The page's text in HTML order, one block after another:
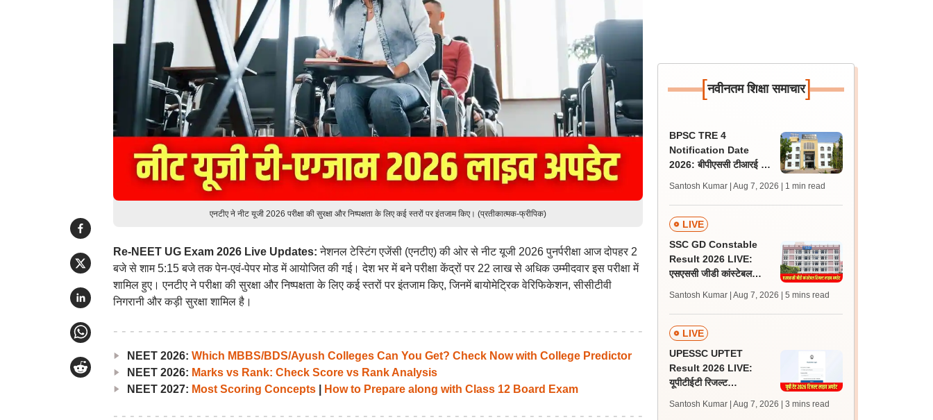
एनटीए ने नीट यूजी 2026 परीक्षा की सुरक्षा और निष्पक्षता के लिए कई स्तरों पर इंतजाम किए। (प्रतीकात्मक-फ्रीपिक)
Re-NEET UG Exam 2026 Live Updates:नेशनल टेस्टिंग एजेंसी (एनटीए) की ओर से नीट यूजी 2026 पुनर्परीक्षा आज दोपहर 2
बजे से शाम 5:15 बजे तक पेन-एवं-पेपर मोड में आयोजित की गई। देश भर में बने परीक्षा केंद्रों पर 22 लाख से अधिक उम्मीदवार इस परीक्षा में
शामिल हुए। एनटीए ने परीक्षा की सुरक्षा और निष्पक्षता के लिए कई स्तरों पर इंतजाम किए, जिनमें बायोमेट्रिक वेरिफिकेशन, सीसीटीवी
निगरानी और कड़ी सुरक्षा शामिल है।
NEET 2026: Which MBBS/BDS/Ayush Colleges Can You Get? Check Now with College Predictor
NEET 2026: Marks vs Rank: Check Score vs Rank Analysis
NEET 2027: Most Scoring Concepts| How to Prepare along with Class 12 Board Exam
[नवीनतम शिक्षा समाचार]
BPSC TRE 4
Notification Date
2026: बीपीएससी टीआरई 4
के बीच, एसटेट पर क्या है
अपडेट?
Santosh Kumar | Aug 7, 2026 | 1 min read
LIVE
SSC GD Constable
Result 2026 LIVE:
एसएससी जीडी कांस्टेबल
लेटेस्ट अपडेट, स्कोरकार्ड लिंक
Santosh Kumar | Aug 7, 2026 | 5 mins read
LIVE
UPESSC UPTET
Result 2026 LIVE:
यूपीटीईटी रिजल्ट
जल्द, जानें लेटेस्ट अपडेट,
Santosh Kumar | Aug 7, 2026 | 3 mins read